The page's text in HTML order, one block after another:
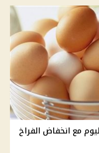
مع انخفاض الفراخ